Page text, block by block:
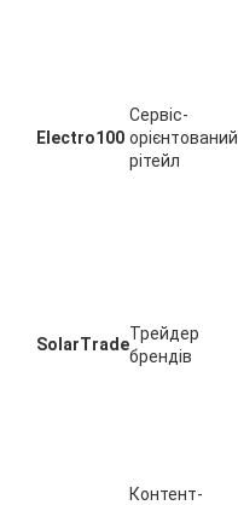
Electro100
Сервіс-
орієнтований
рітейл
SolarTrade
Трейдер
брендів
Контент-